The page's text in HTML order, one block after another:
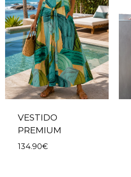
VESTIDO
PREMIUM
134.90€